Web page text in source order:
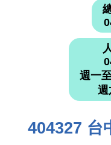
週一
週
404327 台